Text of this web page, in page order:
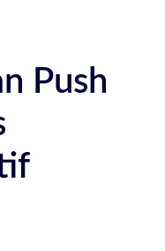
Push